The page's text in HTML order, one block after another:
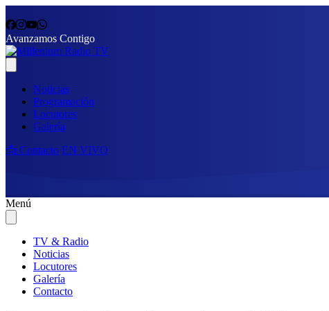
Avanzamos Contigo
Noticias
Programación
Locutores
Galería
📩 Contacto EN VIVO
Menú
TV & Radio
Noticias
Locutores
Galería
Contacto